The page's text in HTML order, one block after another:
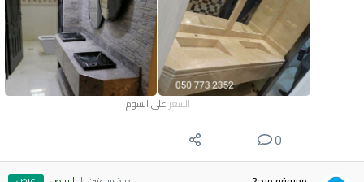
السعر على السوم
0